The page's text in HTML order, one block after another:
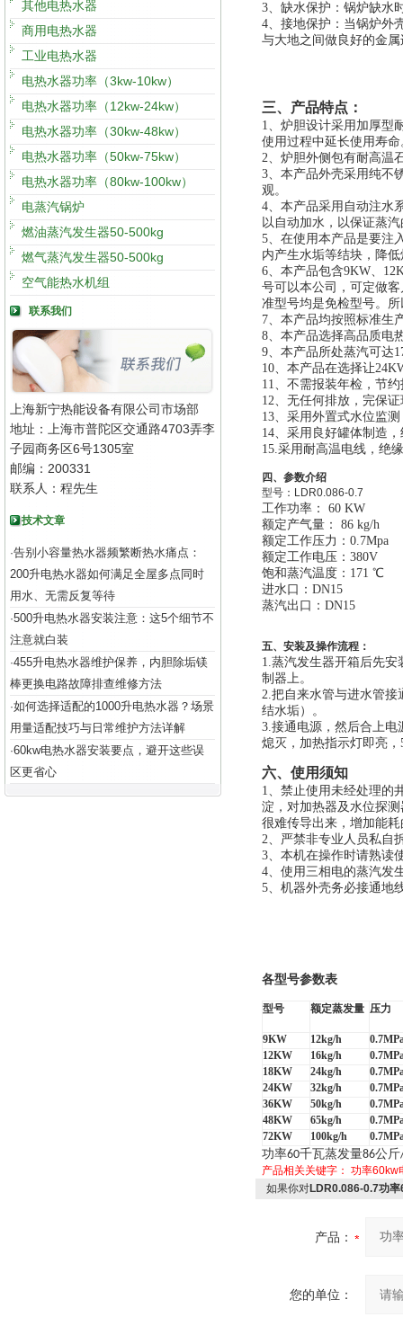
其他电热水器
商用电热水器
工业电热水器
电热水器功率（3kw-10kw）
电热水器功率（12kw-24kw）
电热水器功率（30kw-48kw）
电热水器功率（50kw-75kw）
电热水器功率（80kw-100kw）
电蒸汽锅炉
燃油蒸汽发生器50-500kg
燃气蒸汽发生器50-500kg
空气能热水机组
联系我们
上海新宁热能设备有限公司市场部
地址：上海市普陀区交通路4703弄李
子园商务区6号1305室
邮编：200331
联系人：程先生
技术文章
·告别小容量热水器频繁断热水痛点：
200升电热水器如何满足全屋多点同时
用水、无需反复等待
·500升电热水器安装注意：这5个细节不
注意就白装
·455升电热水器维护保养，内胆除垢镁
棒更换电路故障排查维修方法
·如何选择适配的1000升电热水器？场景
用量适配技巧与日常维护方法详解
·60kw电热水器安装要点，避开这些误
区更省心
3、 缺水保护：锅炉缺水
4、 接地保护：当锅炉外
与大地之间做良好的金
三、产品特点：
1、炉胆设计采用加厚型
使用过程中延长使用寿命
2、炉胆外侧包有耐高温
3、本产品外壳采用纯不
观。
4、本产品采用自动注水
以自动加水，以保证蒸
5、在使用本产品是要注
内产生水垢等结块，降
6、本产品包含9KW、
号可以本公司，可定做
准型号均是免检型号。
7、本产品均按照标准生
8、本产品选择高品质电
9、本产品所处蒸汽可达
10、本产品在选择让
11、不需报装年检，节
12、无任何排放，完保证
13、 采用外置式水位监
14、采用良好罐体制造
15.采用耐高温电线，绝
四、参数介绍
型号： LDR0.086-0.7
工作功率： 60 KW
额定产气量： 86 kg/h
额定工作压力：0.7Mpa
额定工作电压：380V
饱和蒸汽温度：171 ℃
进水口：DN15
蒸汽出口：DN15
五、安装及操作流程：
1.蒸汽发生器开箱后先安
制器上。
2.把自来水管与进水管接
结水垢）。
3.接通电源，然后合上电
熄灭，加热指示灯即亮
六、使用须知
1、禁止使用未经处理的
淀，对加热器及水位探
很难传导出来，增加能
2、严禁非专业人员私自
3、本机在操作时请熟读
4、使用三相电的蒸汽发
5、机器外壳务必接通地
各型号参数表
型号 额定蒸发量 压力
9KW 12kg/h
12KW
16kg/h
18KW
24kg/h
24KW
32kg/h
36KW
50kg/h
48KW
65kg/h
72KW
100kg/h
功率60千瓦蒸发量86公斤
产品相关关键字： 功率60kw
如果你对LDR0.086-0.7功
产品：
您的单位：